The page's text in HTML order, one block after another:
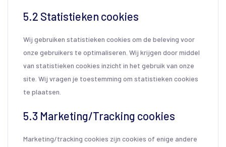
5.2 Statistieken cookies
Wij gebruiken statistieken cookies om de beleving voor
onze gebruikers te optimaliseren. Wij krijgen door middel
van statistieken cookies inzicht in het gebruik van onze
site. Wij vragen je toestemming om statistieken cookies
te plaatsen.
5.3 Marketing/Tracking cookies
Marketing/tracking cookies zijn cookies of enige andere